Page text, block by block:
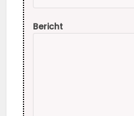
Bericht